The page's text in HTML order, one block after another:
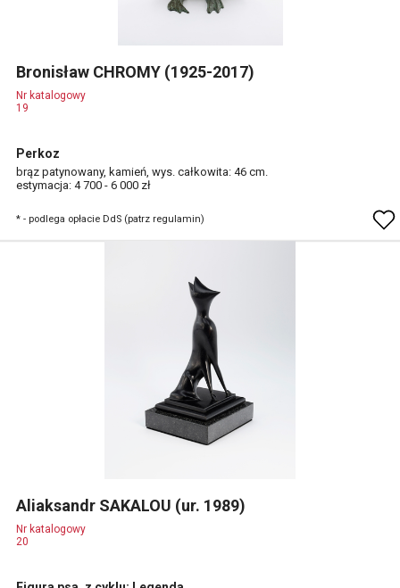
Bronisław CHROMY (1925-2017)
Nr katalogowy
19
Perkoz
brąz patynowany, kamień, wys. całkowita: 46 cm.
estymacja: 4 700 - 6 000 zł
* - podlega opłacie DdS (patrz regulamin)
Aliaksandr SAKALOU (ur. 1989)
Nr katalogowy
20